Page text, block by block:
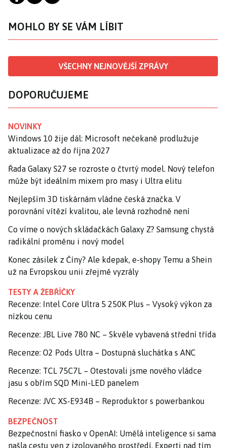
MOHLO BY SE VÁM LÍBIT
VŠECHNY NEJNOVĚJŠÍ ZPRÁVY
DOPORUČUJEME
NOVINKY
Windows 10 žije dál: Microsoft nečekaně prodlužuje
aktualizace až do října 2027
Řada Galaxy S27 se rozroste o čtvrtý model. Nový telefon
může být ideálním mixem pro masy i Ultra elitu
Nejlepším 3D tiskárnám vládne česká značka. V
porovnání vítězí kvalitou, ale levná rozhodně není
Co víme o nových skládačkách Galaxy Z? Samsung chystá
radikální proměnu i nový model
Konec zásilek z Číny? Ale kdepak, e-shopy Temu a Shein
už na Evropskou unii zřejmě vyzrály
TESTY A ŽEBŘÍČKY
Recenze: Intel Core Ultra 5 250K Plus – Vysoký výkon za
nízkou cenu
Recenze: JBL Live 780 NC – Skvěle vybavená střední třída
Recenze: O2 Pods Ultra – Dostupná sluchátka s ANC
Recenze: TCL 75C7L – Otestovali jsme nového vládce
jasu s obřím SQD Mini-LED panelem
Recenze: JVC XS-E934B – Reproduktor s powerbankou
BEZPEČNOST
Bezpečnostní fiasko v OpenAI: Umělá inteligence si sama
našla cestu ven z izolovaného prostředí. Experti nad tím